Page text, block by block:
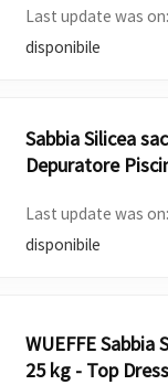
Last update was
disponibile
Sabbia Silicea
Depuratore
Last update was
disponibile
WUEFFE
25 kg - Top